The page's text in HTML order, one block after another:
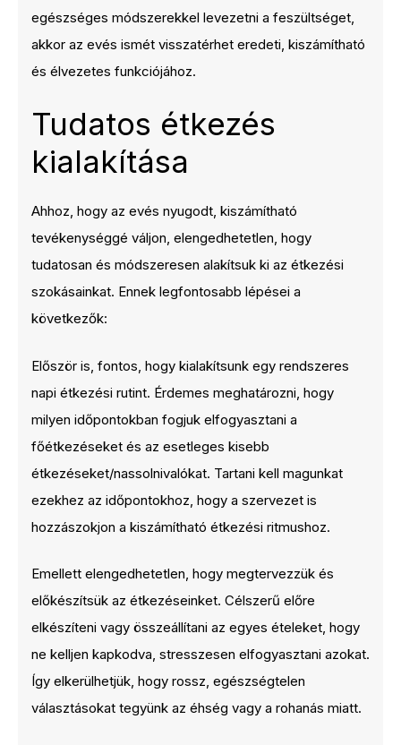
egészséges módszerekkel levezetni a feszültséget,
akkor az evés ismét visszatérhet eredeti, kiszámítható
és élvezetes funkciójához.
Tudatos étkezés
kialakítása
Ahhoz, hogy az evés nyugodt, kiszámítható
tevékenységgé váljon, elengedhetetlen, hogy
tudatosan és módszeresen alakítsuk ki az étkezési
szokásainkat. Ennek legfontosabb lépései a
következők:
Először is, fontos, hogy kialakítsunk egy rendszeres
napi étkezési rutint. Érdemes meghatározni, hogy
milyen időpontokban fogjuk elfogyasztani a
főétkezéseket és az esetleges kisebb
étkezéseket/nassolnivalókat. Tartani kell magunkat
ezekhez az időpontokhoz, hogy a szervezet is
hozzászokjon a kiszámítható étkezési ritmushoz.
Emellett elengedhetetlen, hogy megtervezzük és
előkészítsük az étkezéseinket. Célszerű előre
elkészíteni vagy összeállítani az egyes ételeket, hogy
ne kelljen kapkodva, stresszesen elfogyasztani azokat.
Így elkerülhetjük, hogy rossz, egészségtelen
választásokat tegyünk az éhség vagy a rohanás miatt.